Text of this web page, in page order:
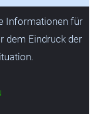
Informationen für
dem Eindruck der